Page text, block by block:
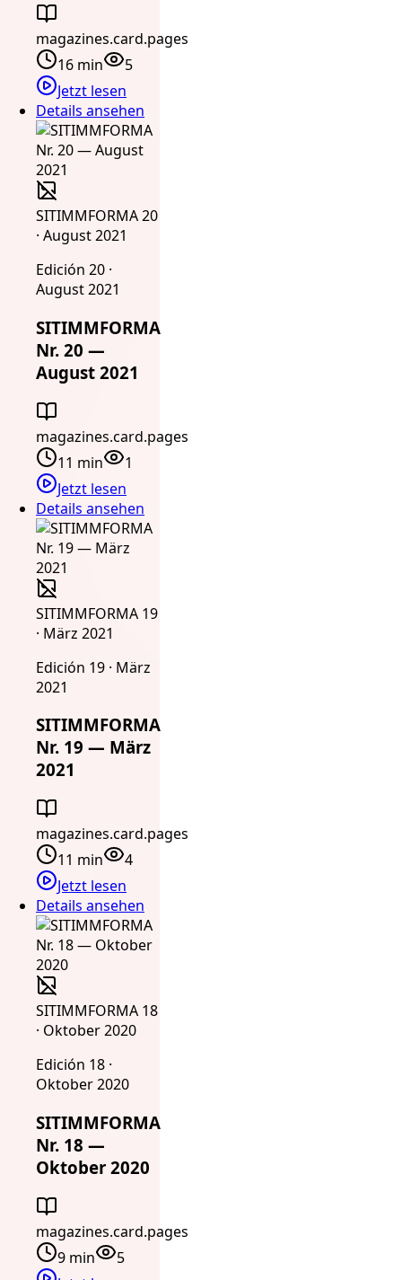
magazines.card.pages
16 min
5
Jetzt lesen
Details ansehen
SITIMMFORMA 20
· August 2021
Edición 20 ·
August 2021
SITIMMFORMA
Nr. 20 —
August 2021
magazines.card.pages
11 min
1
Jetzt lesen
Details ansehen
SITIMMFORMA 19
· März 2021
Edición 19 · März
2021
SITIMMFORMA
Nr. 19 — März
2021
magazines.card.pages
11 min
4
Jetzt lesen
Details ansehen
SITIMMFORMA 18
· Oktober 2020
Edición 18 ·
Oktober 2020
SITIMMFORMA
Nr. 18 —
Oktober 2020
magazines.card.pages
9 min
5